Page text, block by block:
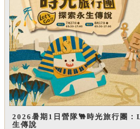
2026暑期1日營隊🐫時光旅行團
生傳說